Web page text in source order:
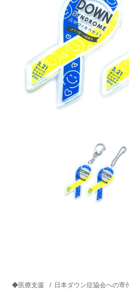
◆医療支援 / 日本ダウン症協会への寄